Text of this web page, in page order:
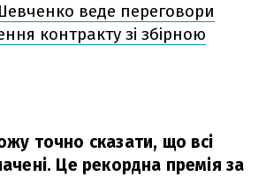
веде переговори
контракту зі збірною
точно сказати, що всі
Це рекордна премія за